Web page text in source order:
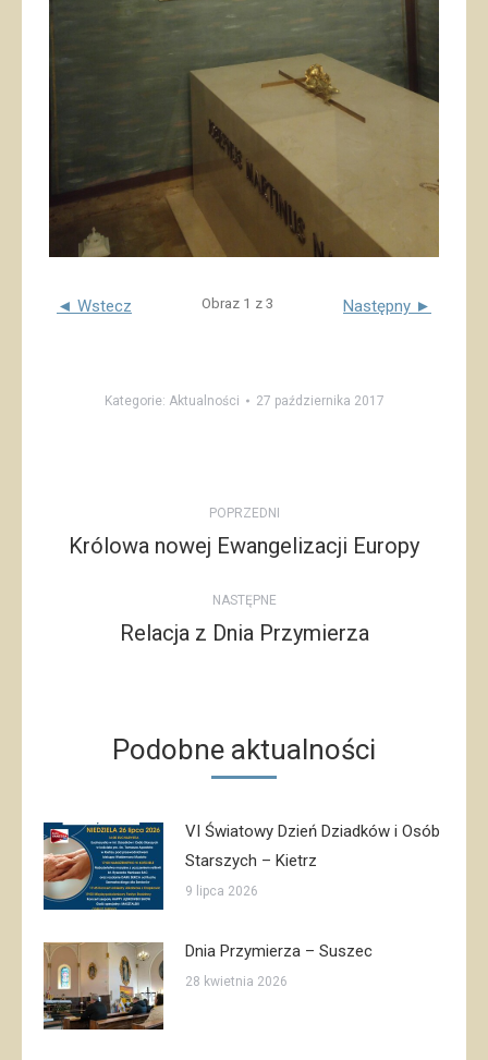
◄ Wstecz Następny ►
Obraz 1 z 3
Kategorie: Aktualności 27 października 2017
navigation
POPRZEDNI
Poprzedni
Królowa nowej Ewangelizacji Europy
NASTĘPNE
Następny
Relacja z Dnia Przymierza
Podobne aktualności
VI Światowy Dzień Dziadków i Osób
Starszych – Kietrz
9 lipca 2026
Dnia Przymierza – Suszec
28 kwietnia 2026